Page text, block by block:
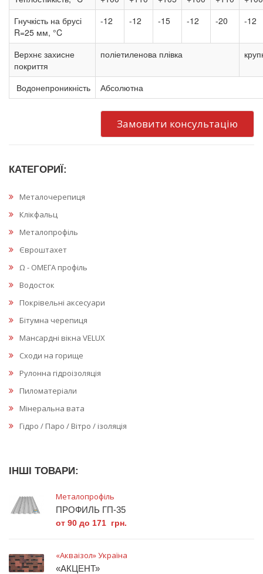
Гнучкість на брусі
R=25 мм, °C
-12 -12 -15 -12 -20 -12
Верхнє захисне
покриття
поліетиленова плівка
Водонепроникність Абсолютна
Замовити консультацію
КАТЕГОРИЇ:
Металочерепиця
Клікфальц
Металопрофіль
Євроштахет
Ω - ОМЕГА профіль
Водосток
Покрівельні аксесуари
Бітумна черепиця
Мансардні вікна VELUX
Сходи на горище
Рулонна гідроізоляція
Пиломатеріали
Мінеральна вата
Гідро / Паро / Вітро / ізоляція
ІНШІ ТОВАРИ:
Металопрофіль
ПРОФИЛЬ ГП-35
от 90 до 171 грн.
«Акваізол» Україна
«АКЦЕНТ»